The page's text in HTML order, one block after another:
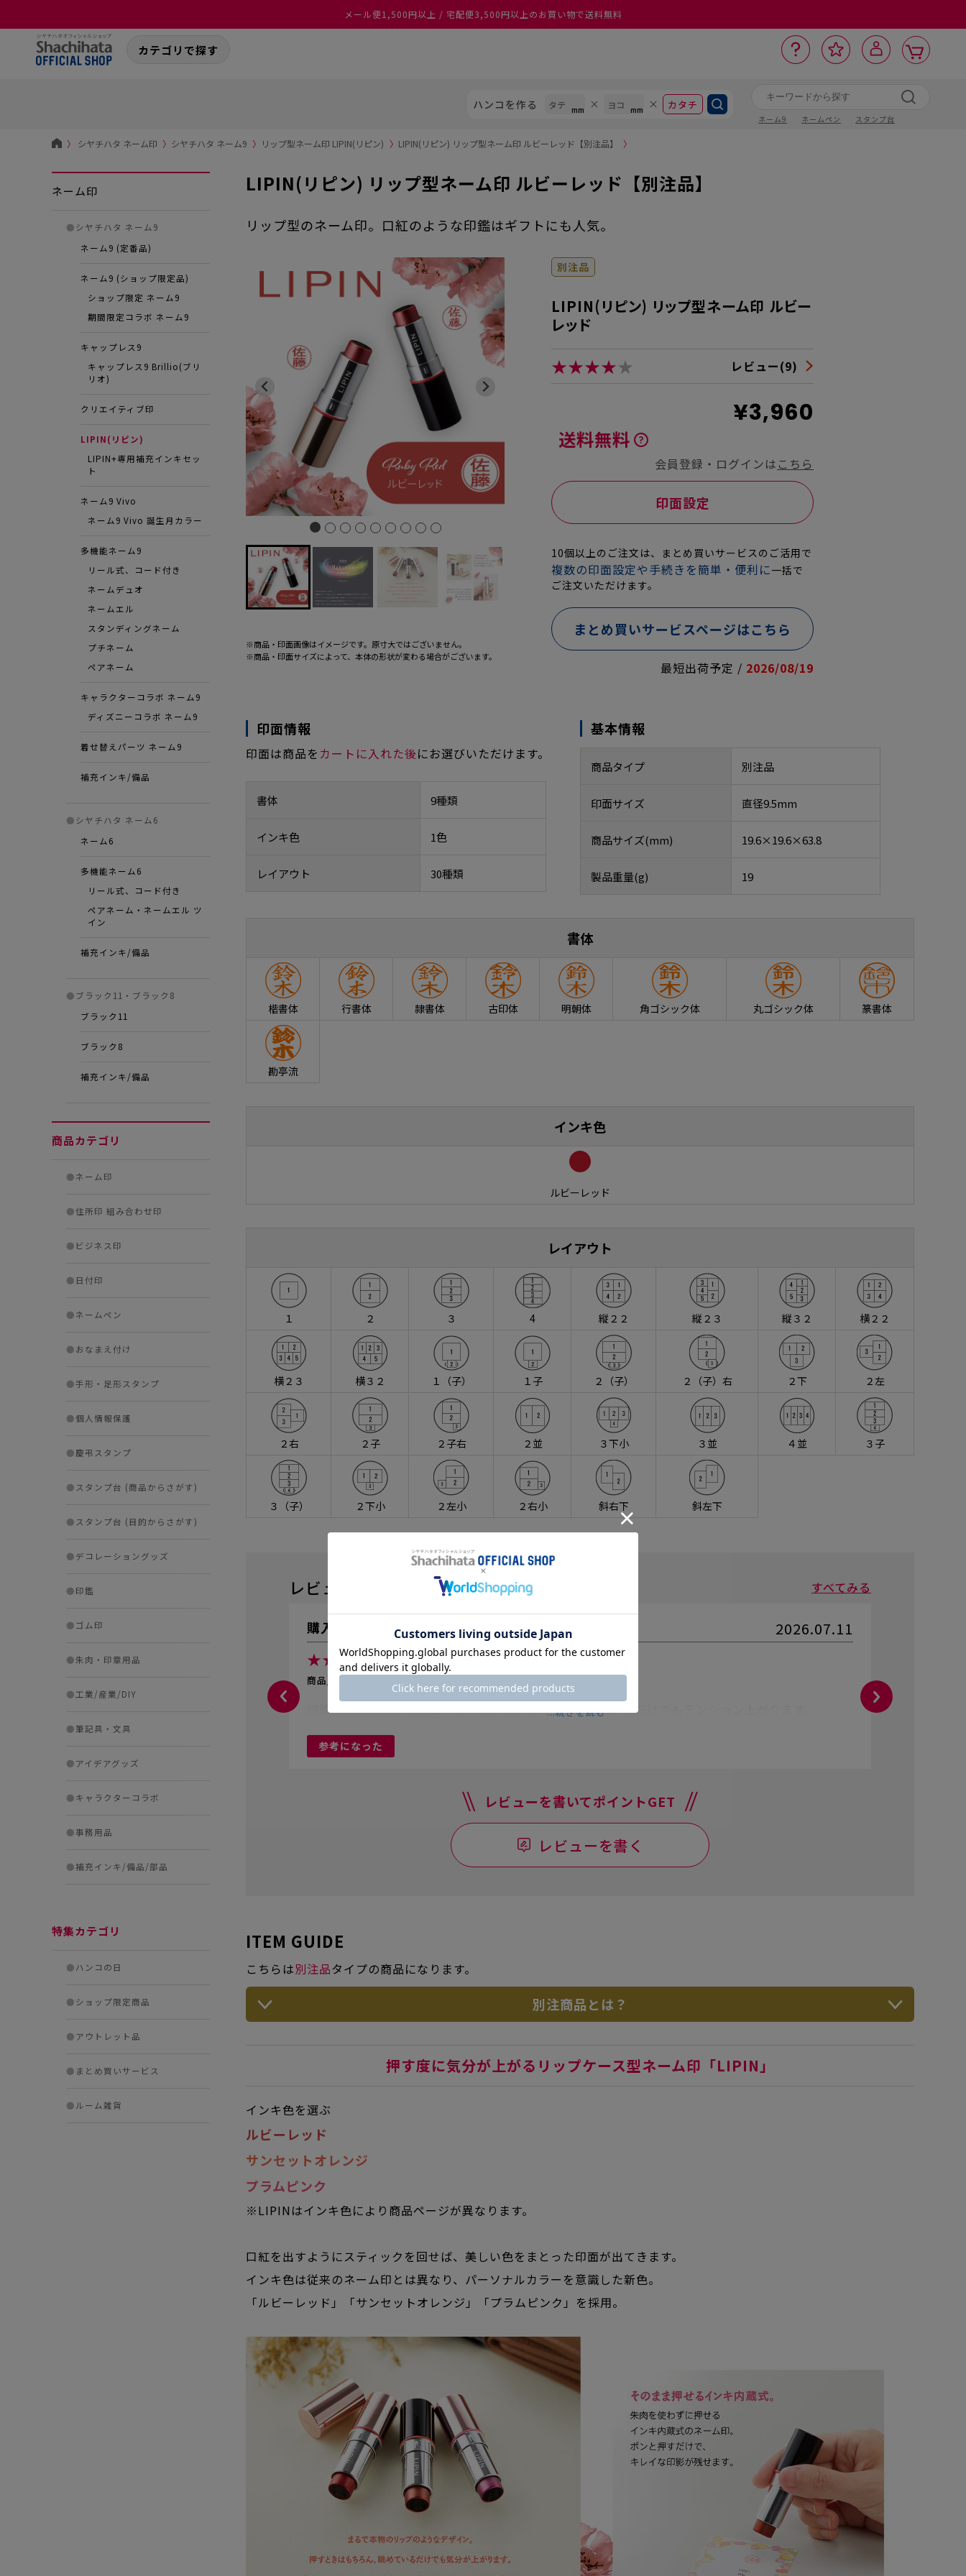
メール便1,500円以上 / 宅配便3,500円以上のお買い物で送料無料
カテゴリで探す
ハンコを作る カタチ
ネーム9 ネームペン スタンプ台
サ
ポ
ト
ー お
気
に
入
り
ロ
グ
イ
ン ト
ー
〉 シヤチハタ ネーム印 〉 シヤチハタ ネーム9 〉 リップ型ネーム印 LIPIN(リピン) 〉 LIPIN(リピン) リップ型ネーム印 ルビーレッド【別注品】 〉
ネーム印
●シヤチハタ ネーム9
ネーム9 (定番品)
ネーム9 (ショップ限定品)
ショップ限定 ネーム9
期間限定コラボ ネーム9
キャップレス9
キャップレス9 Brillio(ブリ
リオ)
クリエイティブ印
LIPIN(リピン)
LIPIN+専用補充インキセッ
ト
ネーム9 Vivo
ネーム9 Vivo 誕生月カラー
多機能ネーム9
リール式、コード付き
ネームデュオ
ネームエル
スタンディングネーム
プチネーム
ペアネーム
キャラクターコラボ ネーム9
ディズニーコラボ ネーム9
着せ替えパーツ ネーム9
補充インキ/備品
●シヤチハタ ネーム6
ネーム6
多機能ネーム6
リール式、コード付き
ペアネーム・ネームエル ツ
イン
補充インキ/備品
●ブラック11・ブラック8
ブラック11
ブラック8
補充インキ/備品
商品カテゴリ
●ネーム印
●住所印 組み合わせ印
● ビジネス印
● 日付印
●ネームペン
●おなまえ付け
●手形・足形スタンプ
●個人情報保護
●慶弔スタンプ
● スタンプ台 (商品からさがす)
● スタンプ台 (目的からさがす)
●デコレーショングッズ
●印鑑
●ゴム印
●朱肉・印章用品
●工業/産業/DIY
●筆記具・文具
●アイデアグッズ
●キャラクターコラボ
●事務用品
●補充インキ/備品/部品
特集カテゴリ
●ハンコの日
●ショップ限定商品
●アウトレット品
● まとめ買いサービス
● ルーム雑貨
LIPIN(リピン) リップ型ネーム印 ルビーレッド【別注品】
リップ型のネーム印。口紅のような印鑑はギフトにも人気。
※商品・印面画像はイメージです。原寸大ではございません。
※商品・印面サイズによって、本体の形状が変わる場合がございます。
別注品
LIPIN(リピン) リップ型ネーム印 ルビー
レッド
★★★★★ レビュー(9)
¥3,960
送料無料
会員登録・ログインは こちら
印面設定
10個以上のご注文は、まとめ買いサービスのご活用で
複数の印面設定や手続きを簡単・便利に一括で
ご注文いただけます。
まとめ買いサービスページはこちら
最短出荷予定 / 2026/08/19
印面情報
印面は商品を カートに入れた後にお選びいただけます。
書体 9種類
インキ色 1色
レイアウト 30種類
基本情報
商品タイプ 別注品
印面サイズ 直径9.5mm
商品サイズ(mm) 19.6×19.6×63.8
製品重量(g) 19
書体
楷書体 行書体 隷書体 古印体 明朝体 角ゴシック体 丸ゴシック体 篆書体
勘亭流
インキ色
ルビーレッド
レイアウト
１ ２ ３ 4 縦２２ 縦２３ 縦３２ 横２２
横２３ 横３２ １（子） １子 ２（子） ２（子）右 ２下 ２左
２右 ２子 ２子右 ２並 ３下小 ３並 ４並 ３子
３（子） ２下小 ２左小 ２右小 斜右下 斜左下
レビュー(9) すべてみる
購入者
2026.07.11
★★★★★5 かわいすぎるー!!
商品/ピンクゴールド×ルビーレッド
印鑑とは思えない見た目でとてもかわいいので、持っているだけでもテンション上がります。
...続きを読む
参考になった
レビューを書いてポイントGET
レビューを書く
ITEM GUIDE
こちらは別注品タイプの商品になります。
別注商品とは？
押す度に気分が上がるリップケース型ネーム印「LIPIN」
インキ色を選ぶ
ルビーレッド
サンセットオレンジ
プラムピンク
※LIPINはインキ色により商品ページが異なります。
口紅を出すようにスティックを回せば、美しい色をまとった印面が出てきます。
インキ色は従来のネーム印とは異なり、パーソナルカラーを意識した新色。
「ルビーレッド」「サンセットオレンジ」「プラムピンク」を採用。